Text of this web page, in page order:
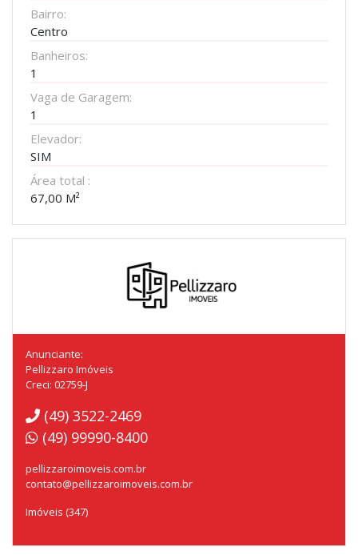
Bairro:
Centro
Banheiros:
1
Vaga de Garagem:
1
Elevador:
SIM
Área total :
67,00 M²
Anunciante:
Pellizzaro Imóveis
Creci: 02759-J
(49) 3522-2469
(49) 99990-8400
pellizzaroimoveis.com.br
contato@pellizzaroimoveis.com.br
Imóveis (347)